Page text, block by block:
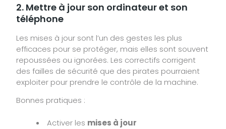
2. Mettre à jour son ordinateur et son
téléphone
Les mises à jour sont l’un des gestes les plus
efficaces pour se protéger, mais elles sont souvent
repoussées ou ignorées. Les correctifs corrigent
des failles de sécurité que des pirates pourraient
exploiter pour prendre le contrôle de la machine.
Bonnes pratiques :
Activer les mises à jour